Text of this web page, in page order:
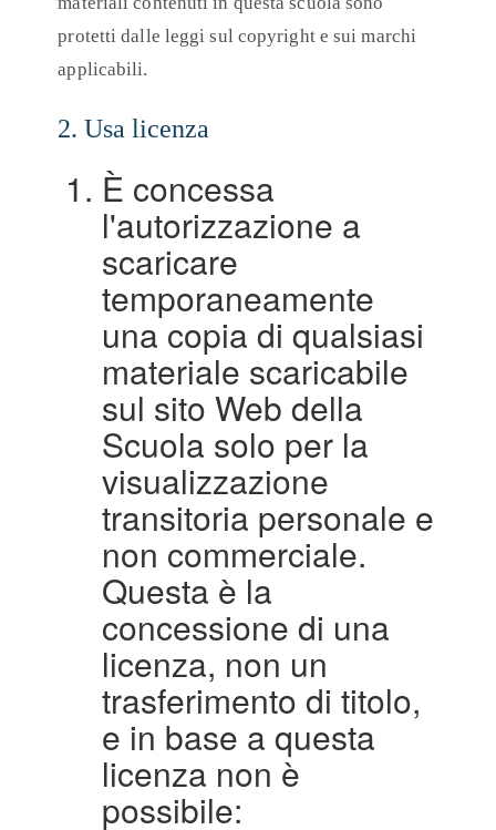
protetti dalle leggi sul copyright e sui marchi
applicabili.
2. Usa licenza
È concessa
l'autorizzazione a
scaricare
temporaneamente
una copia di qualsiasi
materiale scaricabile
sul sito Web della
Scuola solo per la
visualizzazione
transitoria personale e
non commerciale.
Questa è la
concessione di una
licenza, non un
trasferimento di titolo,
e in base a questa
licenza non è
possibile: